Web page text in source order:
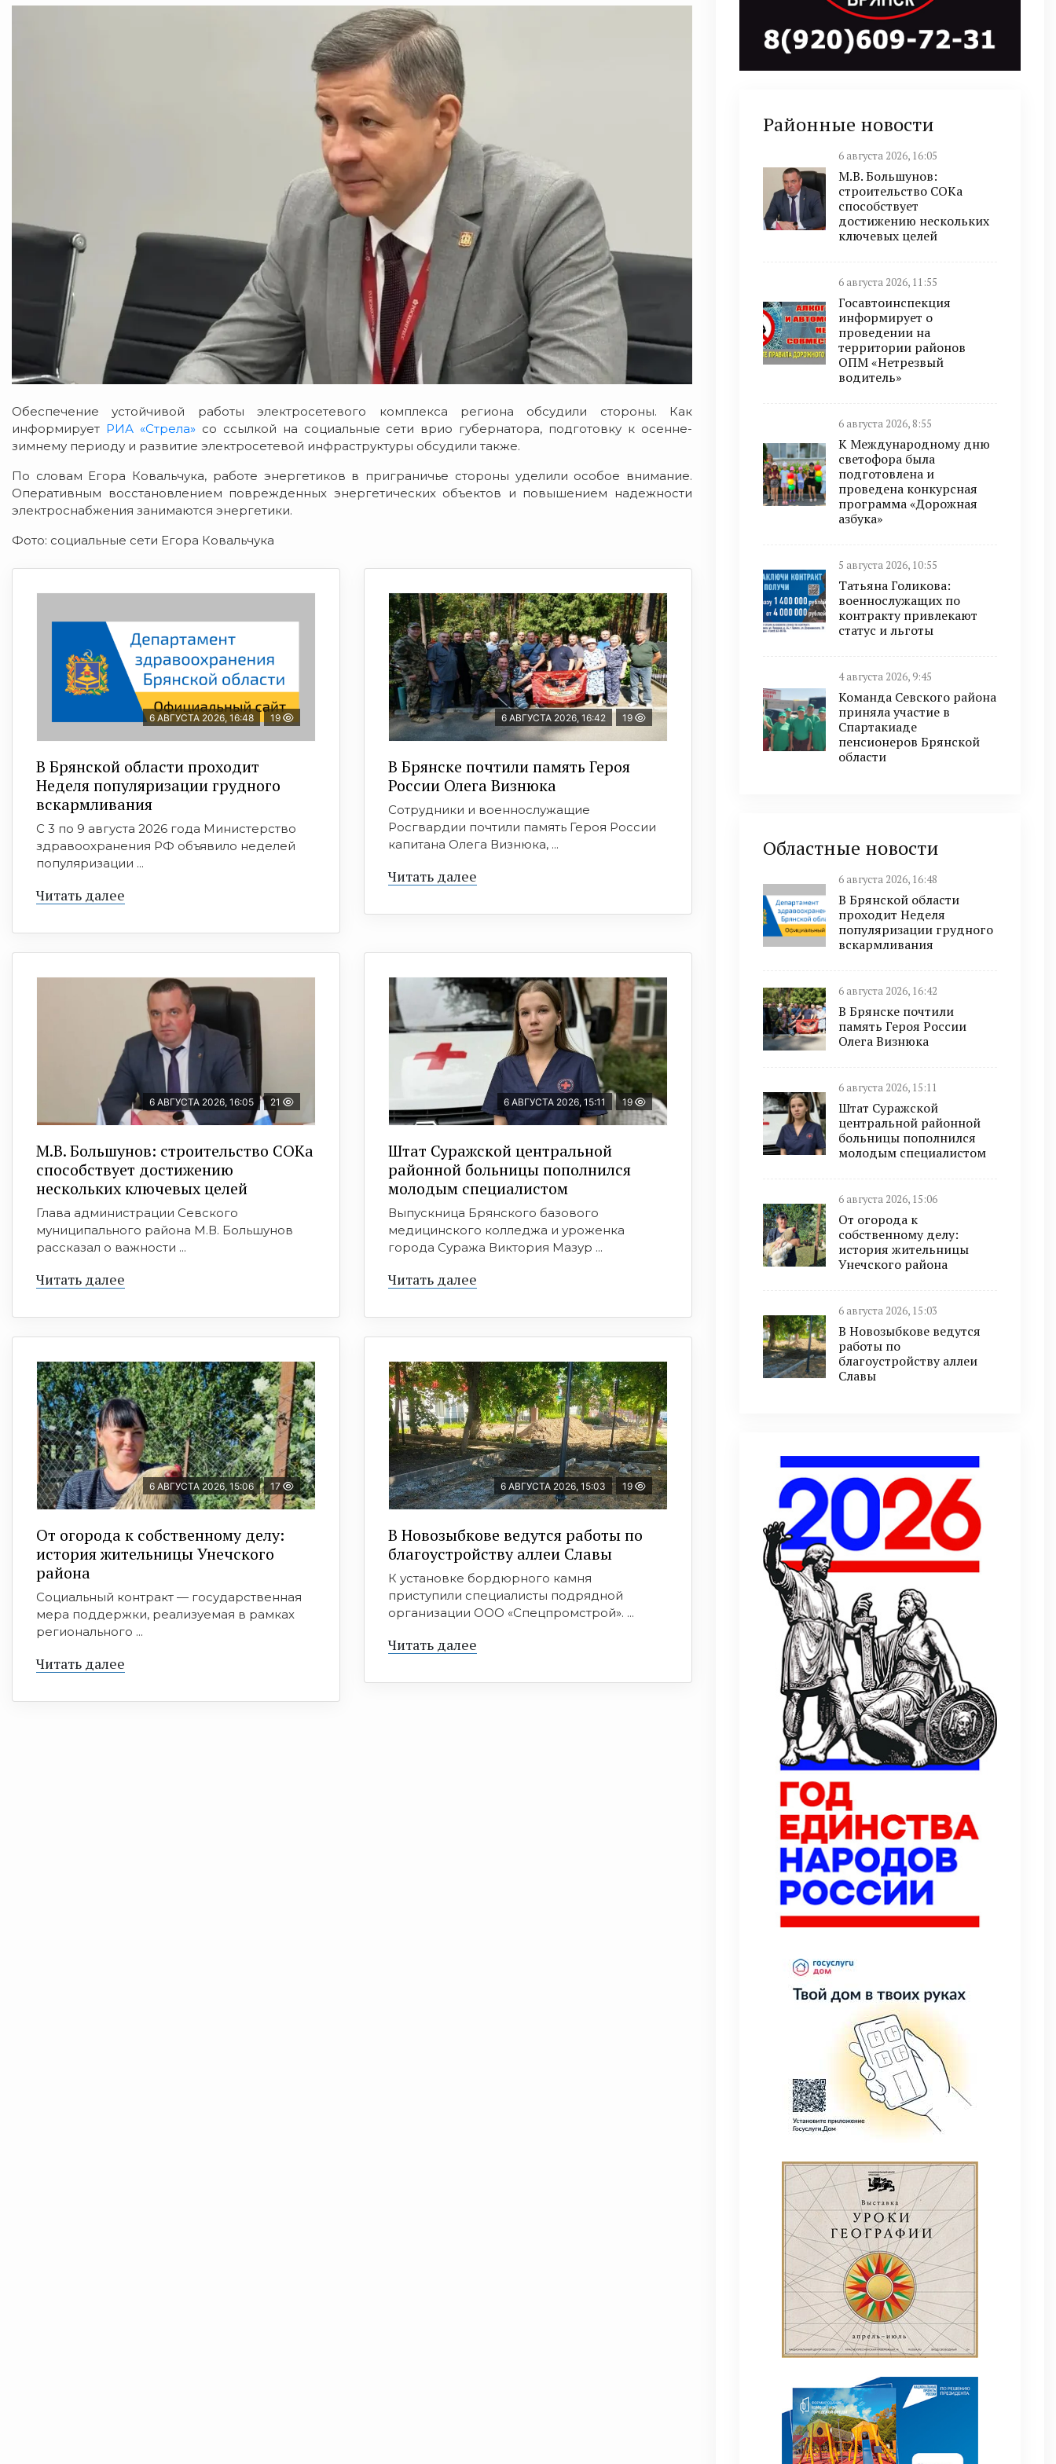
Обеспечение устойчивой работы электросетевого комплекса региона обсудили стороны. Как
информирует РИА «Стрела»со ссылкой на социальные сети врио губернатора, подготовку к осенне-
зимнему периоду и развитие электросетевой инфраструктуры обсудили также.
По словам Егора Ковальчука, работе энергетиков в приграничье стороны уделили особое внимание.
Оперативным восстановлением поврежденных энергетических объектов и повышением надежности
электроснабжения занимаются энергетики.
Фото: социальные сети Егора Ковальчука
6 АВГУСТА 2026, 16:48 19
В Брянской области проходит
Неделя популяризации грудного
вскармливания
С 3 по 9 августа 2026 года Министерство
здравоохранения РФ объявило неделей
популяризации ...
Читать далее
6 АВГУСТА 2026, 16:42 19
В Брянске почтили память Героя
России Олега Визнюка
Сотрудники и военнослужащие
Росгвардии почтили память Героя России
капитана Олега Визнюка, ...
Читать далее
6 АВГУСТА 2026, 16:05 21
М.В. Большунов: строительство СОКа
способствует достижению
нескольких ключевых целей
Глава администрации Севского
муниципального района М.В. Большунов
рассказал о важности ...
Читать далее
6 АВГУСТА 2026, 15:11 19
Штат Суражской центральной
районной больницы пополнился
молодым специалистом
Выпускница Брянского базового
медицинского колледжа и уроженка
города Суража Виктория Мазур ...
Читать далее
6 АВГУСТА 2026, 15:06 17
От огорода к собственному делу:
история жительницы Унечского
района
Социальный контракт — государственная
мера поддержки, реализуемая в рамках
регионального ...
Читать далее
6 АВГУСТА 2026, 15:03 19
В Новозыбкове ведутся работы по
благоустройству аллеи Славы
К установке бордюрного камня
приступили специалисты подрядной
организации ООО «Спецпромстрой». ...
Читать далее
Районные новости
6 августа 2026, 16:05
М.В. Большунов:
строительство СОКа
способствует
достижению нескольких
ключевых целей
6 августа 2026, 11:55
Госавтоинспекция
информирует о
проведении на
территории районов
ОПМ «Нетрезвый
водитель»
6 августа 2026, 8:55
К Международному дню
светофора была
подготовлена и
проведена конкурсная
программа «Дорожная
азбука»
5 августа 2026, 10:55
Татьяна Голикова:
военнослужащих по
контракту привлекают
статус и льготы
4 августа 2026, 9:45
Команда Севского района
приняла участие в
Спартакиаде
пенсионеров Брянской
области
Областные новости
6 августа 2026, 16:48
В Брянской области
проходит Неделя
популяризации грудного
вскармливания
6 августа 2026, 16:42
В Брянске почтили
память Героя России
Олега Визнюка
6 августа 2026, 15:11
Штат Суражской
центральной районной
больницы пополнился
молодым специалистом
6 августа 2026, 15:06
От огорода к
собственному делу:
история жительницы
Унечского района
6 августа 2026, 15:03
В Новозыбкове ведутся
работы по
благоустройству аллеи
Славы